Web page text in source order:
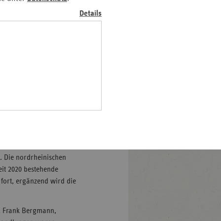
Details
und die
mit einem
Die nordrheinischen
2020 bestehende
ergänzend wird die
Bergmann,